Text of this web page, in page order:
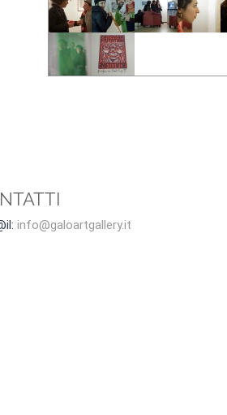
info@galoartgallery.it